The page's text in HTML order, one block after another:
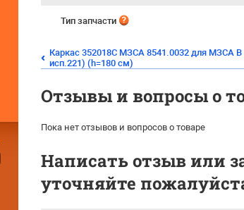
Тип запчасти
Каркас 352018С МЗСА 8541.0032 для МЗСА B
исп.221) (h=180 см)
Отзывы и вопросы о
Пока нет отзывов и вопросов о товаре
Написать отзыв или
уточняйте